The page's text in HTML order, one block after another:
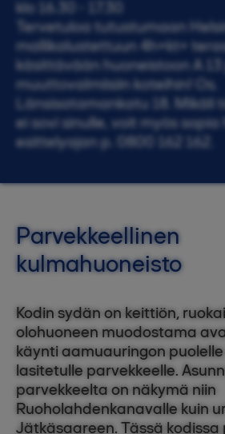
klo 16.30 - 17.30
Tervetuloa tutustumaan
mallikalustettuun 4h+kt+
käsittävään huoneistoon A 13
muuttovalmiisiin koteihin! Os.
Länsisatamankatu 18.
ei sovi sinulle, voit myös
esittelyajan p. 0800 162 162.
Parvekkeellinen
kulmahuoneisto
Kodin sydän on keittiön,
olohuoneen muodostama
käynti aamuauringon
lasitetulle parvekkeelle.
parvekkeelta on näkymä niin
Ruoholahdenkanavalle kuin
Jätkäsaareen. Tässä kodissa